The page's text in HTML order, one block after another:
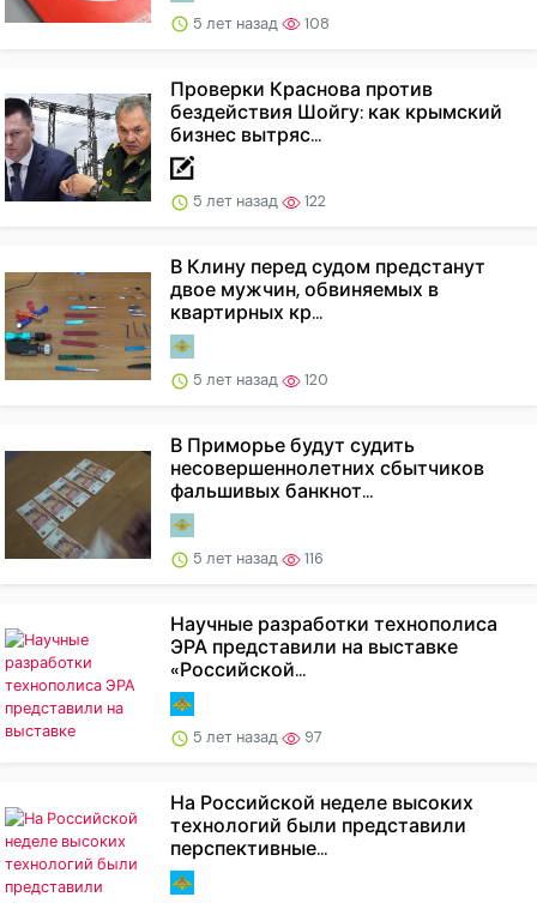
5 лет назад 108
Проверки Краснова против
бездействия Шойгу: как крымский
бизнес вытряс...
5 лет назад 122
В Клину перед судом предстанут
двое мужчин, обвиняемых в
квартирных кр...
5 лет назад 120
В Приморье будут судить
несовершеннолетних сбытчиков
фальшивых банкнот...
5 лет назад 116
Научные разработки технополиса
ЭРА представили на выставке
«Российской...
5 лет назад 97
На Российской неделе высоких
технологий были представили
перспективные...